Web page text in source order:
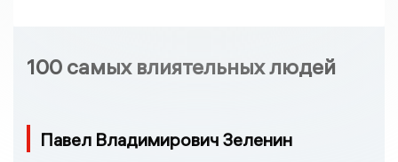
100 самых влиятельных людей
Павел Владимирович Зеленин